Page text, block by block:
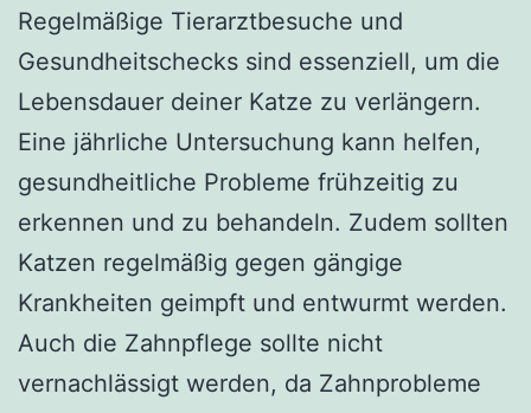
Regelmäßige Tierarztbesuche und
Gesundheitschecks sind essenziell, um die
Lebensdauer deiner Katze zu verlängern.
Eine jährliche Untersuchung kann helfen,
gesundheitliche Probleme frühzeitig zu
erkennen und zu behandeln. Zudem sollten
Katzen regelmäßig gegen gängige
Krankheiten geimpft und entwurmt werden.
Auch die Zahnpflege sollte nicht
vernachlässigt werden, da Zahnprobleme